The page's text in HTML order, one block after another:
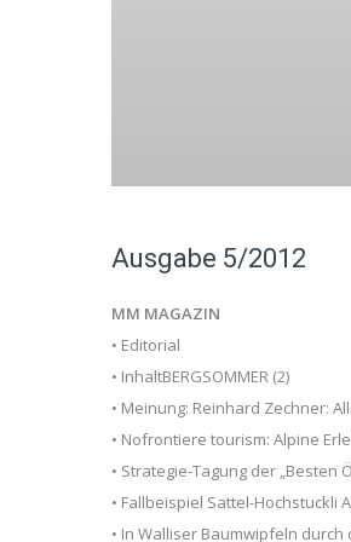
Ausgabe 5/2012
MM MAGAZIN
• Editorial
• InhaltBERGSOMMER (2)
• Meinung: Reinhard Zechner:
• Nofrontiere tourism: Alpine
• Strategie-Tagung der
• Fallbeispiel Sattel-Hochstuckli
• In Walliser Baumwipfeln durch